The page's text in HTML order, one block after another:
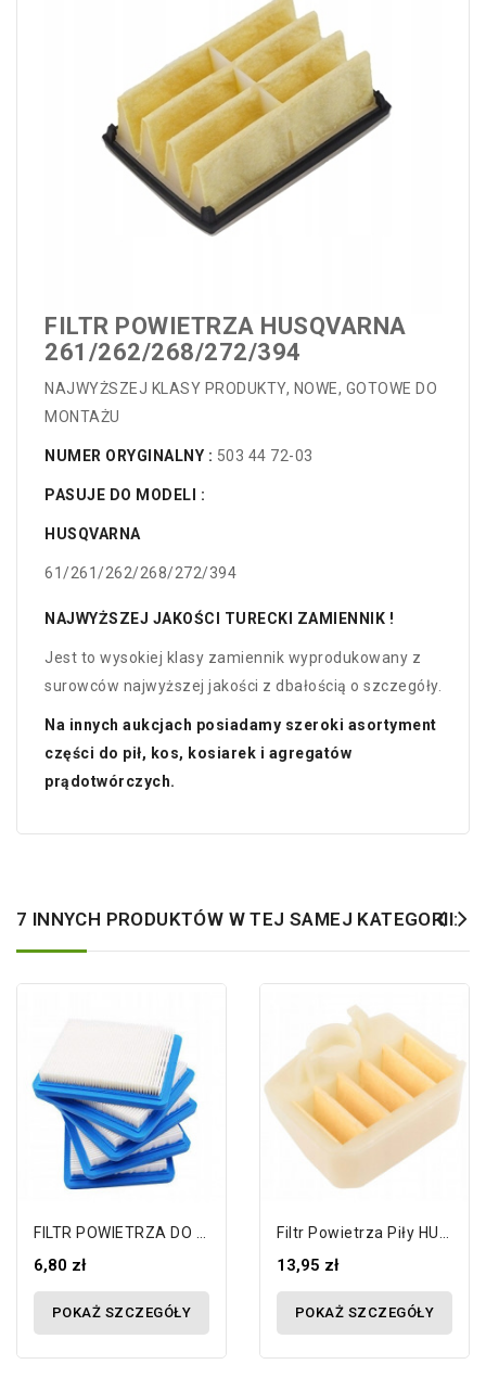
FILTR POWIETRZA HUSQVARNA
261/262/268/272/394
NAJWYŻSZEJ KLASY PRODUKTY, NOWE, GOTOWE DO
MONTAŻU
NUMER ORYGINALNY : 503 44 72-03
PASUJE DO MODELI :
HUSQVARNA
61/261/262/268/272/394
NAJWYŻSZEJ JAKOŚCI TURECKI ZAMIENNIK !
Jest to wysokiej klasy zamiennik wyprodukowany z
surowców najwyższej jakości z dbałością o szczegóły.
Na innych aukcjach posiadamy szeroki asortyment
części do pił, kos, kosiarek i agregatów
prądotwórczych.
7 INNYCH PRODUKTÓW W TEJ SAMEJ KATEGORII:
6,80 zł
POKAŻ SZCZEGÓŁY
13,95 zł
POKAŻ SZCZEGÓŁY